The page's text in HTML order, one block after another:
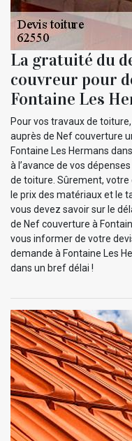
La gratuité du
couvreur pour
Fontaine Les
Pour vos travaux de
auprès de Nef couverture
Fontaine Les Hermans
à l’avance de vos
de toiture. Sûrement,
le prix des matériaux et le
vous devez savoir sur le
de Nef couverture à
vous informer de votre
demande à Fontaine Les
dans un bref délai !